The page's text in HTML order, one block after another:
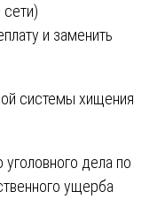
и заменить
системы хищения
дела по
ущерба